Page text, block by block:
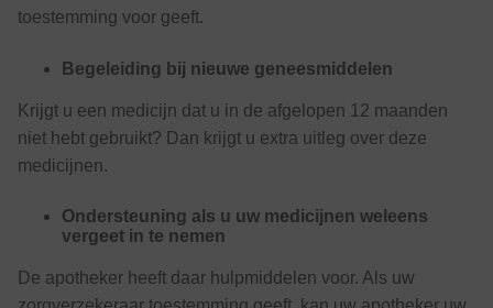
toestemming voor geeft.
Begeleiding bij nieuwe geneesmiddelen
Krijgt u een medicijn dat u in de afgelopen 12 maanden
niet hebt gebruikt? Dan krijgt u extra uitleg over deze
medicijnen.
Ondersteuning als u uw medicijnen weleens
vergeet in te nemen
De apotheker heeft daar hulpmiddelen voor. Als uw